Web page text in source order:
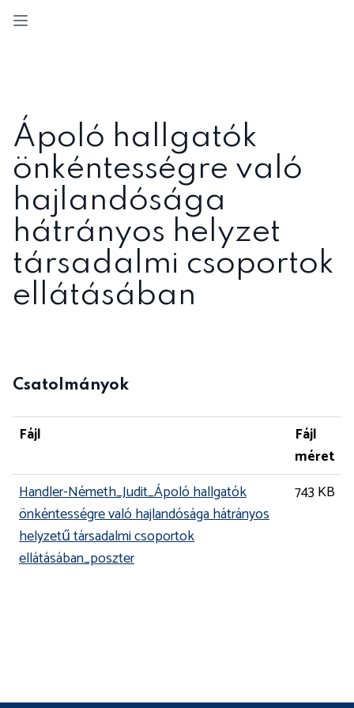
Open sidebar
Ápoló hallgatók
önkéntességre való
hajlandósága
hátrányos helyzet
társadalmi csoportok
ellátásában
Csatolmányok
Fájl
Fájl
méret
Handler-Németh_Judit_Ápoló hallgatók
önkéntességre való hajlandósága hátrányos
helyzetű társadalmi csoportok
ellátásában_poszter
743 KB